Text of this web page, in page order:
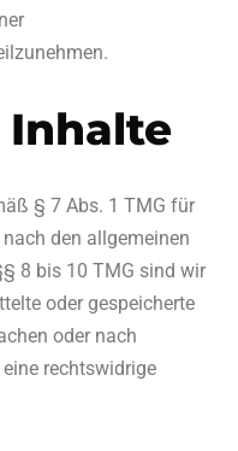
§ 7 Abs. 1 TMG für
den allgemeinen
8 bis 10 TMG sind wir
oder gespeicherte
oder nach
rechtswidrige